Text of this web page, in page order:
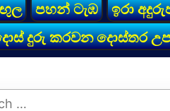
පහන් ටැඹ
ඉරා
දුරු කරවන දොස්තර